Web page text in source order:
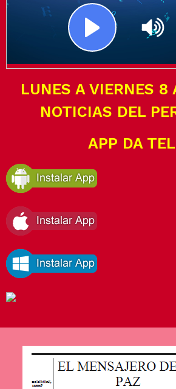
LUNES A VIERNES 8
NOTICIAS DEL
APP DA